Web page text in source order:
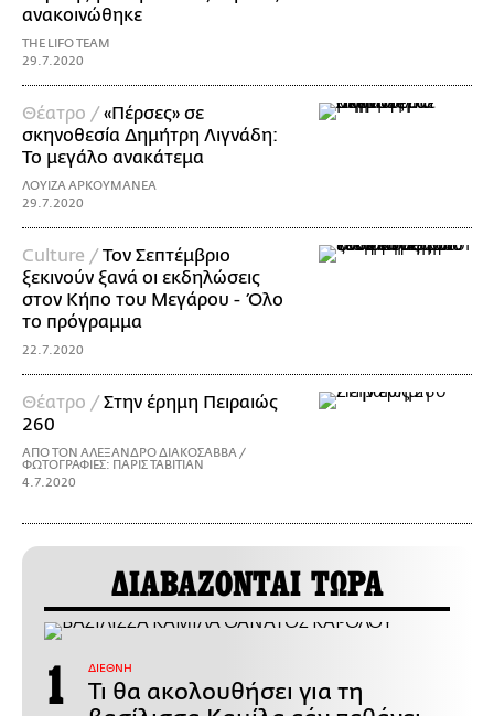
ανακοινώθηκε
THE LIFO TEAM
29.7.2020
Θέατρο /«Πέρσες» σε
σκηνοθεσία Δημήτρη Λιγνάδη:
Το μεγάλο ανακάτεμα
ΛΟΥΙΖΑ ΑΡΚΟΥΜΑΝΕΑ
29.7.2020
Culture /Τον Σεπτέμβριο
ξεκινούν ξανά οι εκδηλώσεις
στον Κήπο του Μεγάρου - Όλο
το πρόγραμμα
22.7.2020
Θέατρο /Στην έρημη Πειραιώς
260
ΑΠΟ ΤΟΝ ΑΛΕΞΑΝΔΡΟ ΔΙΑΚΟΣΑΒΒΑ /
ΦΩΤΟΓΡΑΦΙΕΣ: ΠΑΡΙΣ ΤΑΒΙΤΙΑΝ
4.7.2020
ΔΙΑΒΑΖΟΝΤΑΙ ΤΩΡΑ
ΔΙΕΘΝΗ
Τι θα ακολουθήσει για τη